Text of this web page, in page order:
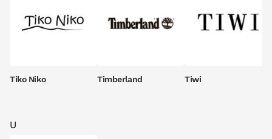
Tiko Niko Timberland Tiwi
U